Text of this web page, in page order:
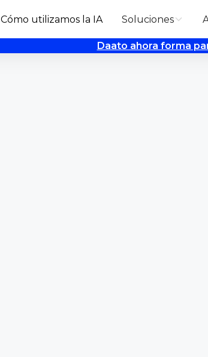
Cómo utilizamos la IA Soluciones
Daato ahora forma